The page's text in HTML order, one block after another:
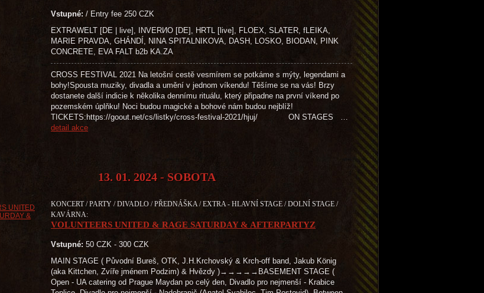
Vstupné: / Entry fee 250 CZK
EXTRAWELT [DE | live], INVERИO [DE], HRTL [live], FLOEX, SLATER, fLEIKA,
MARIE PRAVDA, GHÁNDÍ, NINA SPITALNIKOVA, DASH, LOSKO, BIODAN, PINK
CONCRETE, EVA FALT b2b KA.ZA
CROSS FESTIVAL 2021 Na letošní cestě vesmírem se potkáme s mýty, legendami a
bohy!Spousta muziky, divadla a umění v jednom víkendu! Těšíme se na vás! Brzy
dostanete další indicie k několika dennímu rituálu, který připadne na první víkend po
pozemském úplňku! Noci budou magické a bohové nám budou nejblíž!
TICKETS:https://goout.net/cs/listky/cross-festival-2021/hjuj/ ON STAGES …
detail akce
13. 01. 2024 - SOBOTA
KONCERT / PARTY / DIVADLO / PŘEDNÁŠKA / EXTRA - HLAVNÍ STAGE / DOLNÍ STAGE /
KAVÁRNA:
VOLUNTEERS UNITED & RAGE SATURDAY & AFTERPARTYZ
Vstupné: 50 CZK - 300 CZK
MAIN STAGE ( Původní Bureš, OTK, J.H.Krchovský & Krch-off band, Jakub König
(aka Kittchen, Zvíře jménem Podzim) & Hvězdy )→→→→→BASEMENT STAGE (
Open - UA catering od Prague Maydan po celý den, Divadlo pro nejmenší - Krabice